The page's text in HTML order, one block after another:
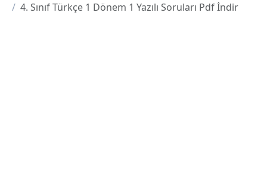
4. Sınıf Türkçe 1 Dönem 1 Yazılı Soruları Pdf İndir